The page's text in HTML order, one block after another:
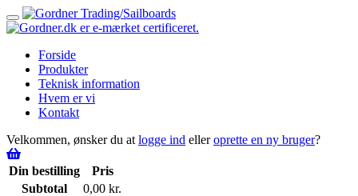
Toggle
navigation
Forside
Produkter
Teknisk information
Hvem er vi
Kontakt
Velkommen, ønsker du at logge ind elleroprette en ny bruger?
Din bestilling
Pris
Subtotal
0,00 kr.